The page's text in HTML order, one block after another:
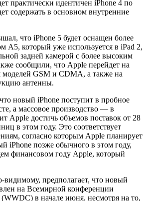
практически идентичен iPhone 4 по
содержать в основном внутренние
что iPhone 5 будет оснащен более
A5, который уже используется в iPad 2,
задней камерой с более высоким
сообщили, что Apple перейдет на
моделей GSM и CDMA, а также на
антенны.
новый iPhone поступит в пробное
а массовое производство — в
Apple достичь объемов поставок от 28
в этом году. Это соответствует
согласно которым Apple планирует
iPhone позже обычного в этом году,
финансовом году Apple, который
видимому, предполагает, что новый
на Всемирной конференции
(WWDC) в начале июня, несмотря на то,